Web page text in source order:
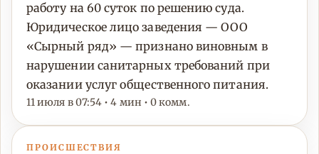
работу на 60 суток по решению суда.
Юридическое лицо заведения — ООО
«Сырный ряд» — признано виновным в
нарушении санитарных требований при
оказании услуг общественного питания.
11 июля в 07:54 • 4 мин • 0 комм.
ПРОИСШЕСТВИЯ